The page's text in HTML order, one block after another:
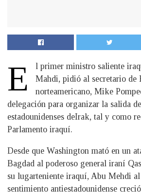
E
l primer ministro saliente
Mahdi, pidió al secretario de
norteamericano, Mike
delegación para organizar la salida
estadounidenses deIrak, tal y como
Parlamento iraquí.
Desde que Washington mató en un
Bagdad al poderoso general iraní
su lugarteniente iraquí, Abu Mehdi
sentimiento antiestadounidense